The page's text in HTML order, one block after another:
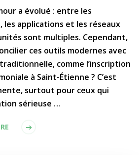
a évolué : entre les
les applications et les réseaux
sont multiples. Cependant,
ces outils modernes avec
comme l’inscription
à Saint-Étienne ? C’est
surtout pour ceux qui
sérieuse …